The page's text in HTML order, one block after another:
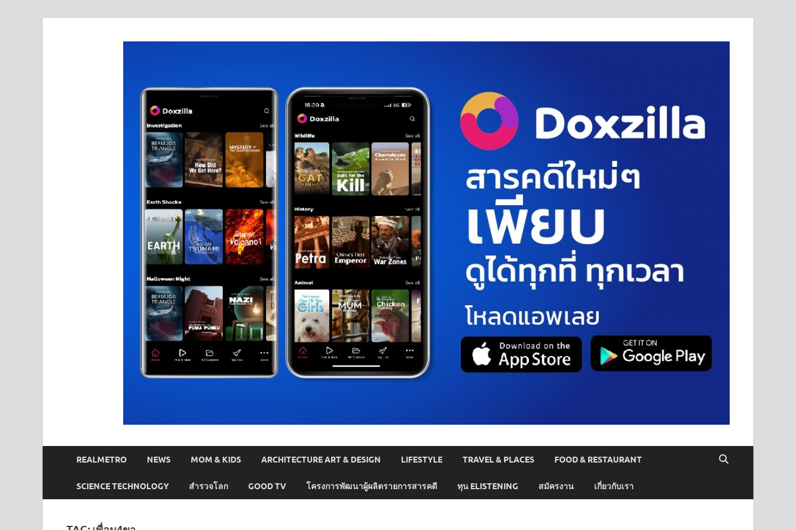
REALMETRO NEWS MOM & KIDS ARCHITECTURE ART & DESIGN LIFESTYLE TRAVEL & PLACES FOOD & RESTAURANT
SCIENCE TECHNOLOGY สำรวจโลก GOOD TV โครงการพัฒนาผู้ผลิตรายการสารคดี ทุน ELISTENING สมัครงาน เกี่ยวกับเรา